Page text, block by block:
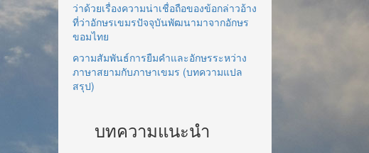
ว่าด้วยเรื่องความน่าเชื่อถือของข้อกล่าวอ้าง
ที่ว่าอักษรเขมรปัจจุบันพัฒนามาจากอักษร
ขอมไทย
ความสัมพันธ์การยืมคำและอักษรระหว่าง
ภาษาสยามกับภาษาเขมร (บทความแปล
สรุป)
บทความแนะนำ